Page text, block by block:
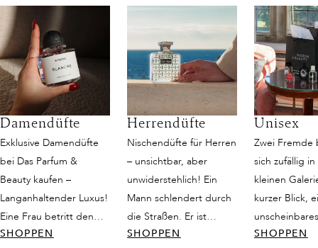
Damendüfte
Exklusive Damendüfte
bei Das Parfum &
Beauty kaufen –
Langanhaltender Luxus!
Eine Frau betritt den
Raum, und es ist, als
SHOPPEN
Herrendüfte
Nischendüfte für Herren
– unsichtbar, aber
unwiderstehlich! Ein
Mann schlendert durch
die Straßen. Er ist
attraktiv, schlicht
SHOPPEN
Unisex
Zwei Fremde
sich zufällig
kleinen
kurzer Blick,
doch dann
SHOPPEN